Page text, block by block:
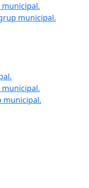
municipal.
municipal.